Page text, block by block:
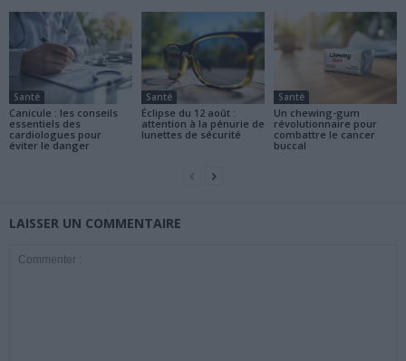
Santé
Canicule : les conseils
essentiels des
cardiologues pour
éviter le danger
Santé
Éclipse du 12 août :
attention à la pénurie de
lunettes de sécurité
Santé
Un chewing-gum
révolutionnaire pour
combattre le cancer
buccal
LAISSER UN COMMENTAIRE